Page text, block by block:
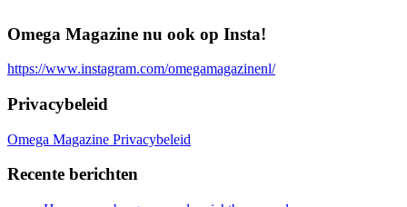
Omega Magazine nu ook op Insta!
https://www.instagram.com/omegamagazinenl/
Privacybeleid
Omega Magazine Privacybeleid
Recente berichten